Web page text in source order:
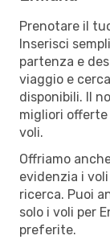
Prenotare il
Inserisci
partenza e
viaggio e
disponibili. Il
migliori
voli.
Offriamo
evidenzia i
ricerca. Puoi
solo i voli per
preferite.